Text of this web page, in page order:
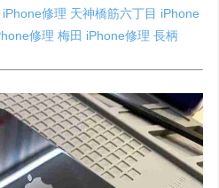
iPhone修理 天神橋筋六丁目 iPhone
修理梅田 iPhone修理長柄